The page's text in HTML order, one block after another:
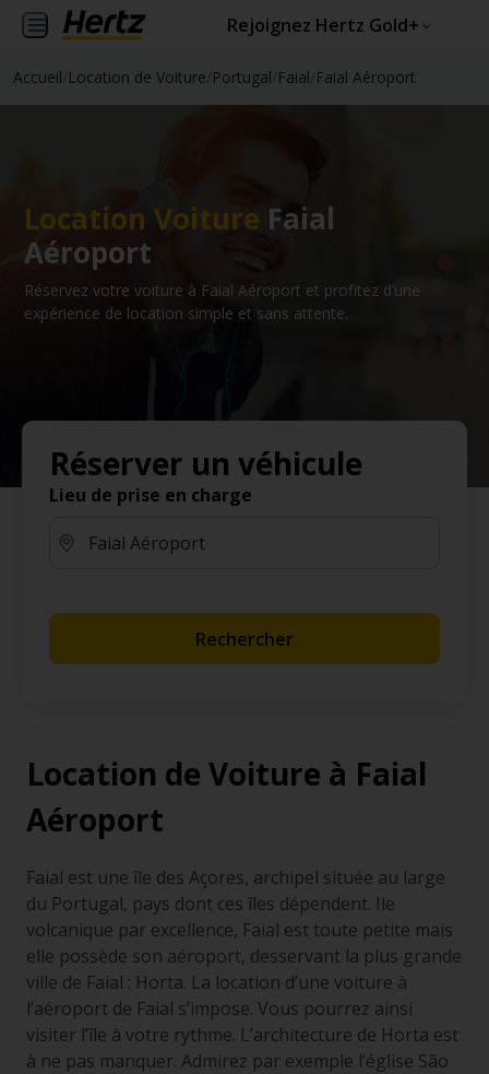
Rejoignez Hertz Gold+
Accueil Location de Voiture Portugal Faial Faial Aéroport
Location Voiture Faial
Aéroport
Réservez votre voiture à Faial Aéroport et profitez d’une
expérience de location simple et sans attente.
Réserver un véhicule
Lieu de prise en charge
Rechercher
Location de Voiture à Faial
Aéroport
Faial est une île des Açores, archipel située au large
du Portugal, pays dont ces îles dépendent. Ile
volcanique par excellence, Faial est toute petite mais
elle possède son aéroport, desservant la plus grande
ville de Faial : Horta. La location d’une voiture à
l’aéroport de Faial s’impose. Vous pourrez ainsi
visiter l’île à votre rythme. L’architecture de Horta est
à ne pas manquer. Admirez par exemple l’église São